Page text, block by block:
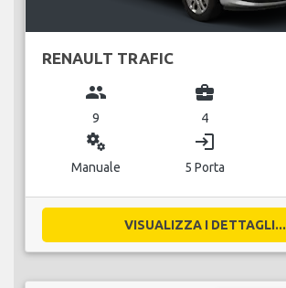
RENAULT TRAFIC
group
9
business_center
4
miscellaneous_services
Manuale
login
5 Porta
VISUALIZZA I DETTAGLI...